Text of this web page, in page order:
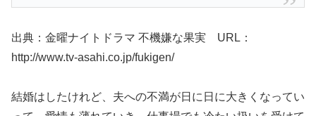
出典：金曜ナイトドラマ 不機嫌な果実 URL：
http://www.tv-asahi.co.jp/fukigen/
結婚はしたけれど、夫への不満が日に日に大きくなってい